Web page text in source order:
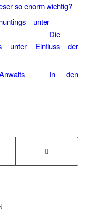
so enorm wichtig?
Die
unter Einfluss der
In den